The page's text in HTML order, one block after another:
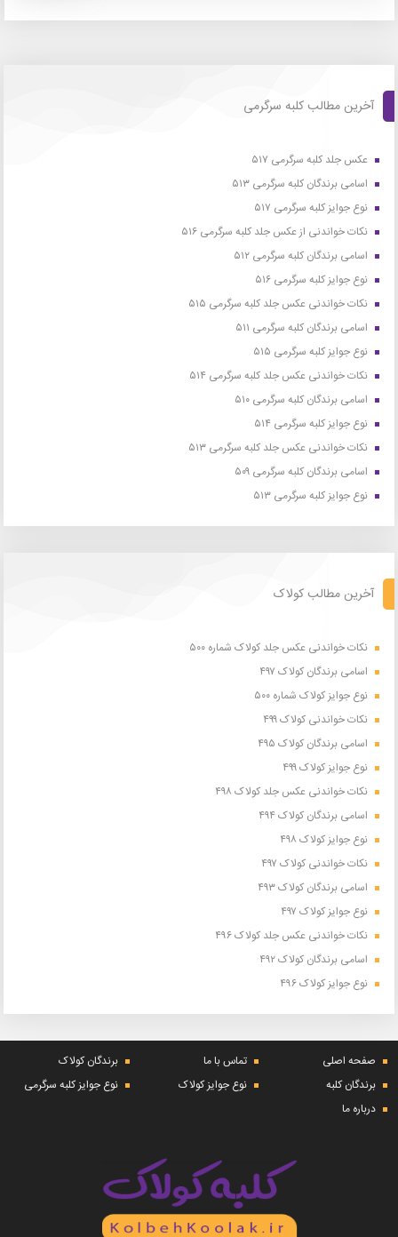
آخرین مطالب کلبه سرگرمی
عکس جلد کلبه سرگرمی ۵۱۷
اسامی برندگان کلبه سرگرمی ۵۱۳
نوع جوایز کلبه سرگرمی ۵۱۷
نکات خواندنی از عکس جلد کلبه سرگرمی ۵۱۶
اسامی برندگان کلبه سرگرمی ۵۱۲
نوع جوایز کلبه سرگرمی ۵۱۶
نکات خواندنی عکس جلد کلبه سرگرمی ۵۱۵
اسامی برندگان کلبه سرگرمی ۵۱۱
نوع جوایز کلبه سرگرمی ۵۱۵
نکات خواندنی عکس جلد کلبه سرگرمی ۵۱۴
اسامی برندگان کلبه سرگرمی ۵۱۰
نوع جوایز کلبه سرگرمی ۵۱۴
نکات خواندنی عکس جلد کلبه سرگرمی ۵۱۳
اسامی برندگان کلبه سرگرمی ۵۰۹
نوع جوایز کلبه سرگرمی ۵۱۳
آخرین مطالب کولاک
نکات خواندنی عکس جلد کولاک شماره ۵۰۰
اسامی برندگان کولاک ۴۹۷
نوع جوایز کولاک شماره ۵۰۰
نکات خواندنی کولاک ۴۹۹
اسامی برندگان کولاک ۴۹۵
نوع جوایز کولاک ۴۹۹
نکات خواندنی عکس جلد کولاک ۴۹۸
اسامی برندگان کولاک ۴۹۴
نوع جوایز کولاک ۴۹۸
نکات خواندنی کولاک ۴۹۷
اسامی برندگان کولاک ۴۹۳
نوع جوایز کولاک ۴۹۷
نکات خواندنی عکس جلد کولاک ۴۹۶
اسامی برندگان کولاک ۴۹۲
نوع جوایز کولاک ۴۹۶
صفحه اصلی تماس با ما
برندگان کولاک
برندگان کلبه
نوع جوایز کولاک
نوع جوایز کلبه سرگرمی
درباره ما